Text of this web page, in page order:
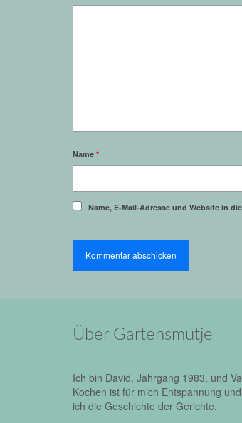
Name *
Name, E-Mail-Adresse und Website in
Über Gartensmutje
Ich bin David, Jahrgang 1983, und
Kochen ist für mich Entspannung
ich die Geschichte der Gerichte.